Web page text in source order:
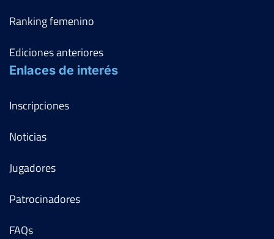
Ranking femenino
Ediciones anteriores
Enlaces de interés
Inscripciones
Noticias
Jugadores
Patrocinadores
FAQs